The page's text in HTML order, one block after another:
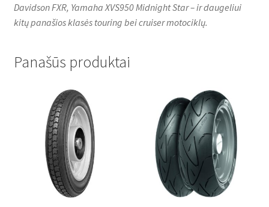
Davidson FXR, Yamaha XVS950 Midnight Star – ir daugeliui
kitų panašios klasės touring bei cruiser motociklų.
Panašūs produktai